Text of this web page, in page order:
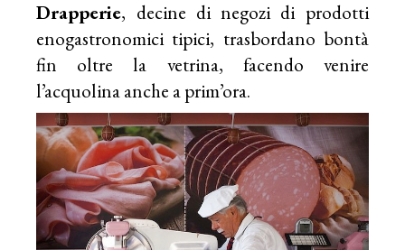
Drapperie, decine di negozi di prodotti
enogastronomici tipici, trasbordano bontà
fin oltre la vetrina, facendo venire
l’acquolina anche a prim’ora.